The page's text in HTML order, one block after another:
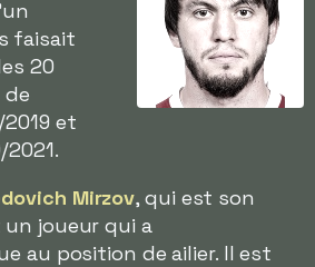
faisait
20
2019 et
2021.
Mirzov, qui est son
joueur qui a
au position de ailier. Il est